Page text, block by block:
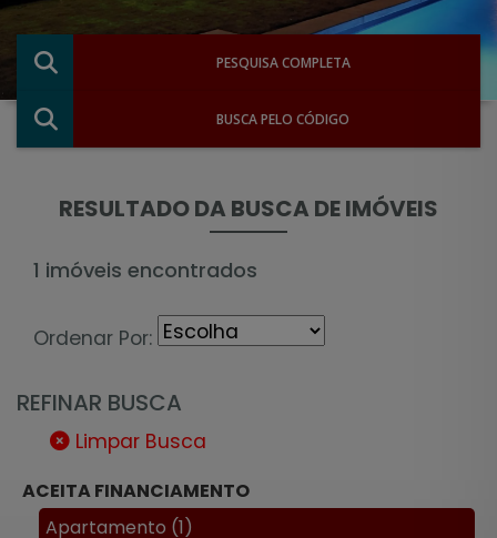
PESQUISA COMPLETA
BUSCA PELO CÓDIGO
RESULTADO DA BUSCA DE IMÓVEIS
1 imóveis encontrados
Ordenar Por:
REFINAR BUSCA
Limpar Busca
ACEITA FINANCIAMENTO
Apartamento (1)